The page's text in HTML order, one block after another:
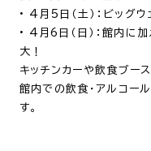
•
4月5日（土）：ビッグ
•
4月6日（日）：館内に
大！
キッチンカーや飲食ブー
館内での飲食・アルコー
す。